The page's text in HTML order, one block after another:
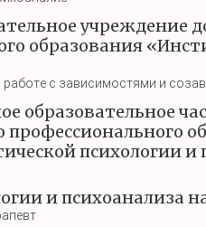
учреждение
образования
работе с зависимостями и
образовательное
профессионального
психологии и
и психоанализа